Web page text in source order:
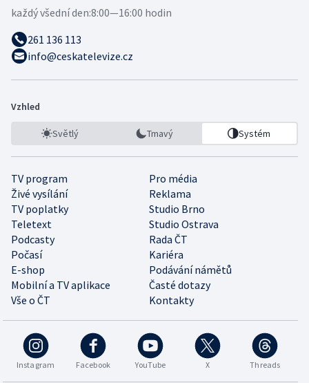
každý všední den:8:00—16:00 hodin
261 136 113
info@ceskatelevize.cz
Vzhled
Světlý Tmavý Systém
TV program
Pro média
Živé vysílání
Reklama
TV poplatky
Studio Brno
Teletext
Studio Ostrava
Podcasty
Rada ČT
Počasí
Kariéra
E-shop
Podávání námětů
Mobilní a TV aplikace
Časté dotazy
Vše o ČT
Kontakty
Instagram Facebook YouTube X Threads